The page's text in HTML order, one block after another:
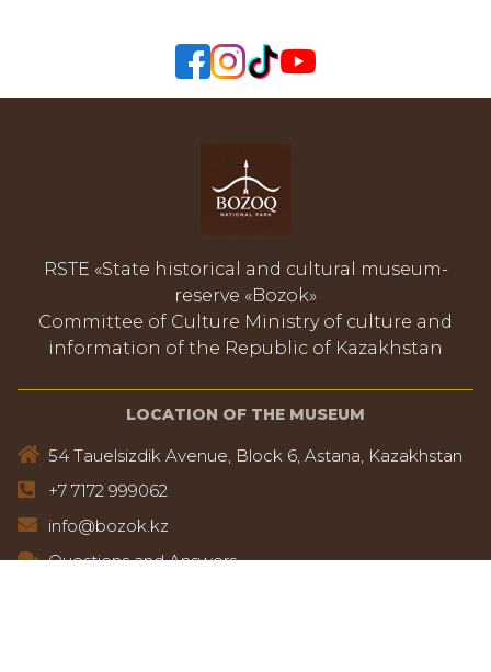
RSTE «State historical and cultural museum-
reserve «Bozok»
Committee of Culture Ministry of culture and
information of the Republic of Kazakhstan
LOCATION OF THE MUSEUM
54 Tauelsizdik Avenue, Block 6, Astana, Kazakhstan
+7 7172 999062
info@bozok.kz
Questions and Answers